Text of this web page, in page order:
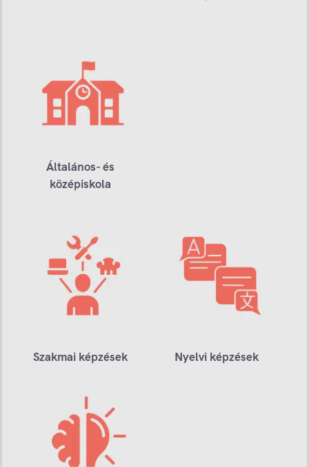
Általános- és
középiskola
Szakmai képzések Nyelvi képzések